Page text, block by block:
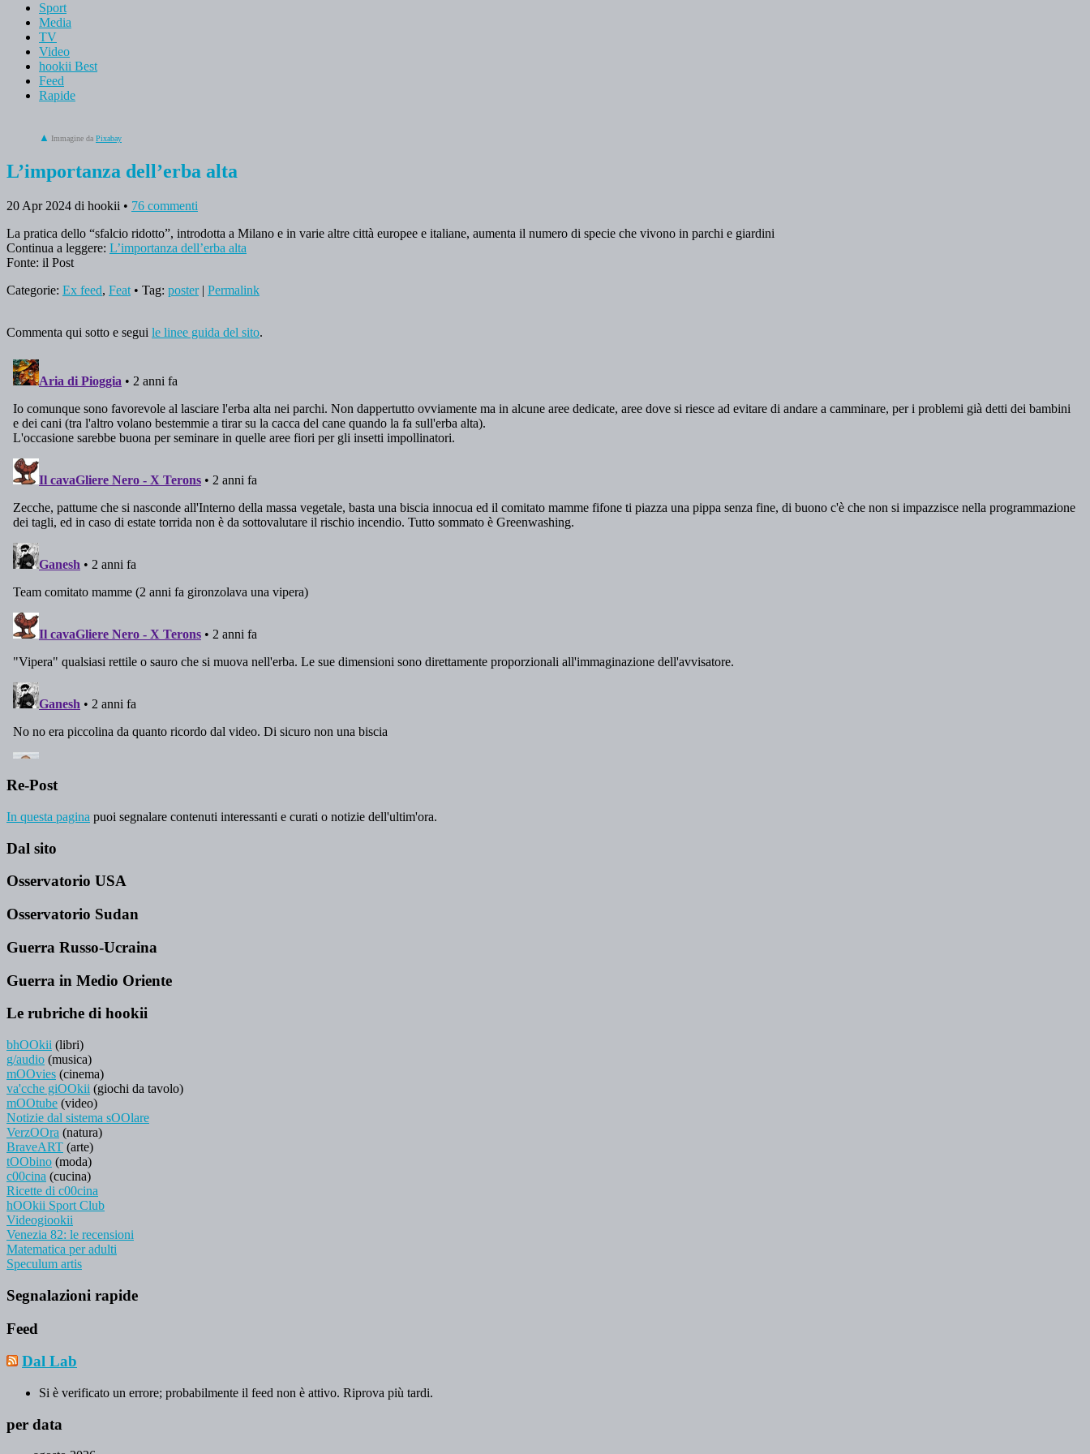
Sport
Media
TV
Video
hookii Best
Feed
Rapide
Immagine da Pixabay
L’importanza dell’erba alta
20 Apr 2024 di hookii • 76 commenti
La pratica dello “sfalcio ridotto”, introdotta a Milano e in varie altre città europee e italiane, aumenta il numero di specie che vivono in parchi e giardini
Continua a leggere: L’importanza dell’erba alta
Fonte: il Post
Categorie: Ex feed, Feat • Tag: poster| Permalink
Commenta qui sotto e segui le linee guida del sito.
Re-Post
In questa pagina puoi segnalare contenuti interessanti e curati o notizie dell'ultim'ora.
Dal sito
Osservatorio USA
Osservatorio Sudan
Guerra Russo-Ucraina
Guerra in Medio Oriente
Le rubriche di hookii
bhOOkii (libri)
g/audio (musica)
mOOvies (cinema)
va'cche giOOkii (giochi da tavolo)
mOOtube (video)
Notizie dal sistema sOOlare
VerzOOra (natura)
BraveART (arte)
tOObino (moda)
c00cina (cucina)
Ricette di c00cina
hOOkii Sport Club
Videogiookii
Venezia 82: le recensioni
Matematica per adulti
Speculum artis
Segnalazioni rapide
Feed
Dal Lab
Si è verificato un errore; probabilmente il feed non è attivo. Riprova più tardi.
per data